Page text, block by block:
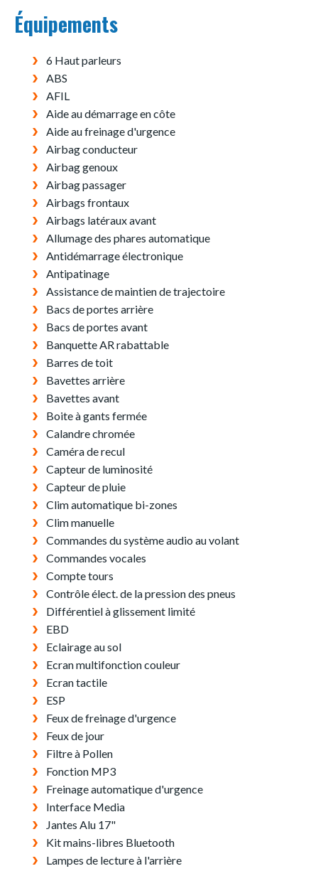
Équipements
6 Haut parleurs
ABS
AFIL
Aide au démarrage en côte
Aide au freinage d'urgence
Airbag conducteur
Airbag genoux
Airbag passager
Airbags frontaux
Airbags latéraux avant
Allumage des phares automatique
Antidémarrage électronique
Antipatinage
Assistance de maintien de trajectoire
Bacs de portes arrière
Bacs de portes avant
Banquette AR rabattable
Barres de toit
Bavettes arrière
Bavettes avant
Boite à gants fermée
Calandre chromée
Caméra de recul
Capteur de luminosité
Capteur de pluie
Clim automatique bi-zones
Clim manuelle
Commandes du système audio au volant
Commandes vocales
Compte tours
Contrôle élect. de la pression des pneus
Différentiel à glissement limité
EBD
Eclairage au sol
Ecran multifonction couleur
Ecran tactile
ESP
Feux de freinage d'urgence
Feux de jour
Filtre à Pollen
Fonction MP3
Freinage automatique d'urgence
Interface Media
Jantes Alu 17"
Kit mains-libres Bluetooth
Lampes de lecture à l'arrière